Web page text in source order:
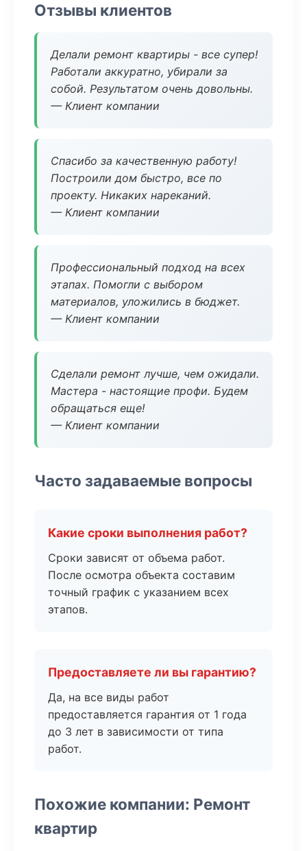
Отзывы клиентов
Делали ремонт квартиры - все супер!
Работали аккуратно, убирали за
собой. Результатом очень довольны.
— Клиент компании
Спасибо за качественную работу!
Построили дом быстро, все по
проекту. Никаких нареканий.
— Клиент компании
Профессиональный подход на всех
этапах. Помогли с выбором
материалов, уложились в бюджет.
— Клиент компании
Сделали ремонт лучше, чем ожидали.
Мастера - настоящие профи. Будем
обращаться еще!
— Клиент компании
Часто задаваемые вопросы
Какие сроки выполнения работ?
Сроки зависят от объема работ.
После осмотра объекта составим
точный график с указанием всех
этапов.
Предоставляете ли вы гарантию?
Да, на все виды работ
предоставляется гарантия от 1 года
до 3 лет в зависимости от типа
работ.
Похожие компании: Ремонт
квартир